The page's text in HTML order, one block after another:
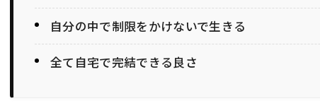
自分の中で制限をかけないで生きる
全て自宅で完結できる良さ